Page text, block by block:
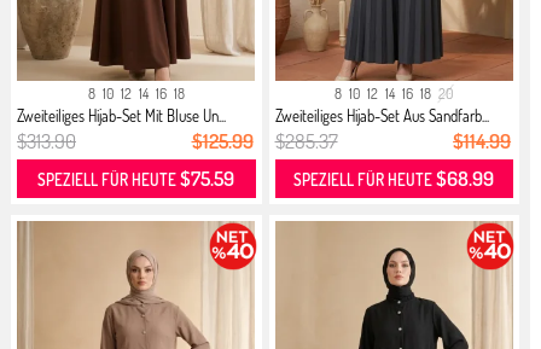
8 10 12 14 16 18
Zweiteiliges Hijab-Set Mit Bluse Un...
$313.90 $125.99
SPEZIELL FÜR HEUTE$75.59
8 10 12 14 16 18 20
Zweiteiliges Hijab-Set Aus Sandfarb...
$285.37 $114.99
SPEZIELL FÜR HEUTE$68.99